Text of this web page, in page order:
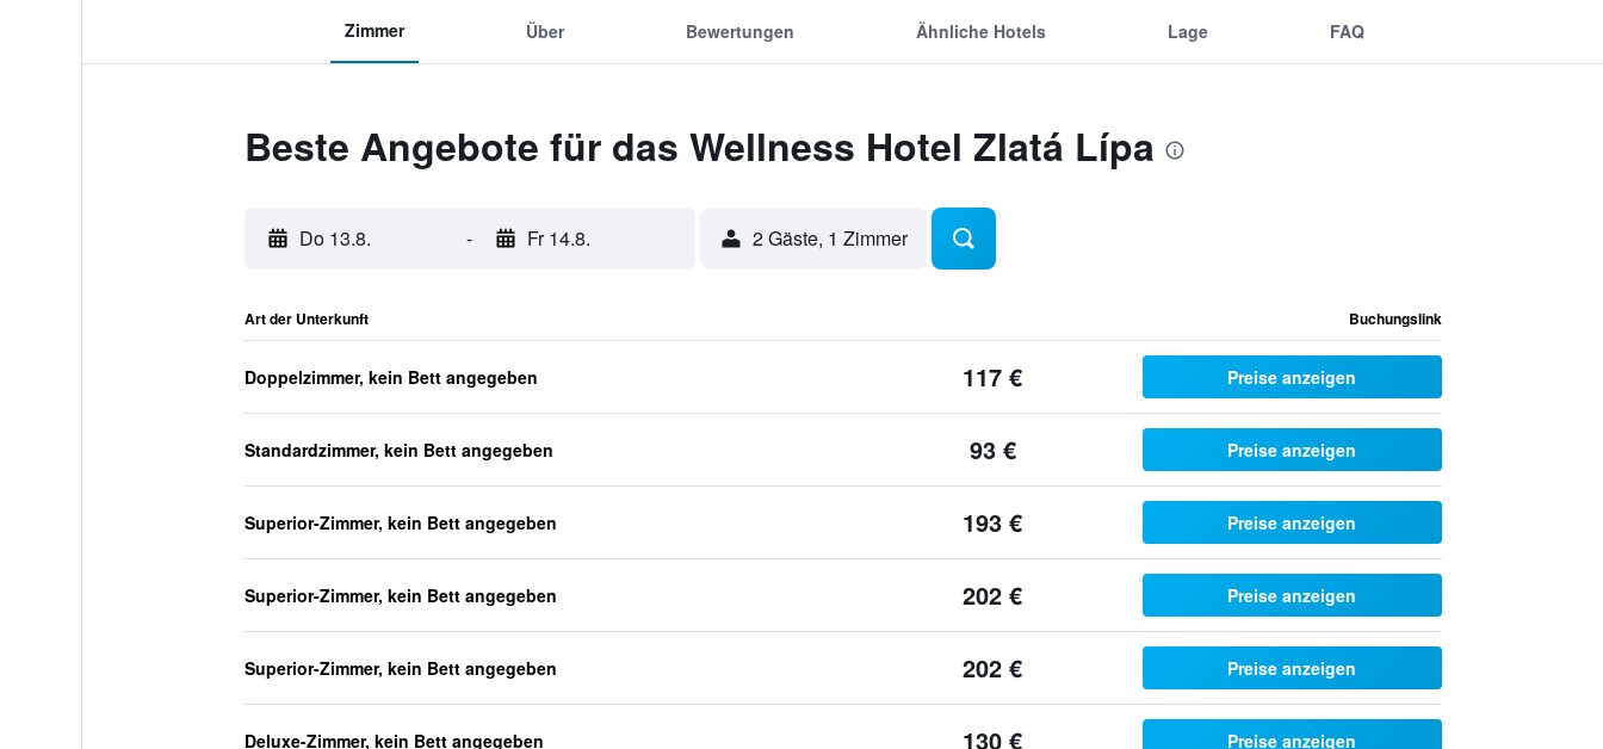
Zimmer Über Bewertungen Ähnliche Hotels Lage FAQ
Beste Angebote für das Wellness Hotel Zlatá Lípa
Do 13.8. - Fr 14.8. 2 Gäste, 1 Zimmer
Art der Unterkunft Buchungslink
Doppelzimmer, kein Bett angegeben 117 € Preise anzeigen
Standardzimmer, kein Bett angegeben 93 € Preise anzeigen
Superior-Zimmer, kein Bett angegeben 193 € Preise anzeigen
Superior-Zimmer, kein Bett angegeben 202 € Preise anzeigen
Superior-Zimmer, kein Bett angegeben 202 € Preise anzeigen
Deluxe-Zimmer, kein Bett angegeben 130 € Preise anzeigen